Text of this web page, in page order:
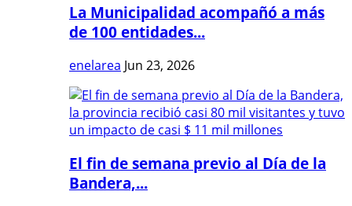
La Municipalidad acompañó a más
de 100 entidades...
enelarea Jun 23, 2026
El fin de semana previo al Día de la
Bandera,...